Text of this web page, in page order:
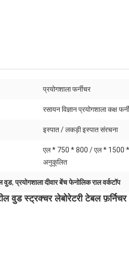
प्रयोगशाला फर्नीचर
रसायन विज्ञान प्रयोगशाला कक्ष
इस्पात / लकड़ी इस्पात संरचना
एल * 750 * 800 / एल * 1500 *
अनुकूलित
वुड,प्रयोगशाला दीवार बेंच फेनोलिक राल वर्कटॉप
वुड स्ट्रक्चर लेबोरेटरी टेबल फ़र्निचर